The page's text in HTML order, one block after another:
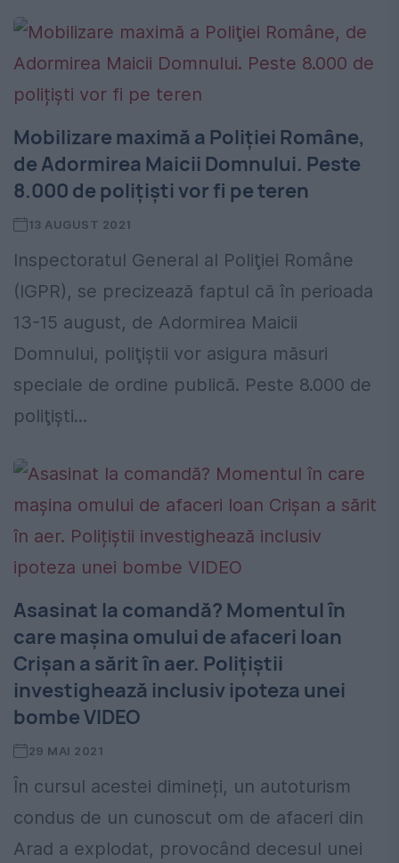
Mobilizare maximă a Poliţiei Române,
de Adormirea Maicii Domnului. Peste
8.000 de polițiști vor fi pe teren
13 AUGUST 2021
Inspectoratul General al Poliţiei Române
(IGPR), se precizează faptul că în perioada
13-15 august, de Adormirea Maicii
Domnului, poliţiştii vor asigura măsuri
speciale de ordine publică. Peste 8.000 de
poliţişti...
Asasinat la comandă? Momentul în
care mașina omului de afaceri Ioan
Crișan a sărit în aer. Polițiștii
investighează inclusiv ipoteza unei
bombe VIDEO
29 MAI 2021
În cursul acestei dimineți, un autoturism
condus de un cunoscut om de afaceri din
Arad a explodat, provocând decesul unei